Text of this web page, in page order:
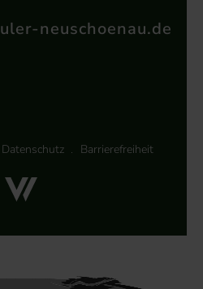
neuschoenau.de
Datenschutz Barrierefreiheit